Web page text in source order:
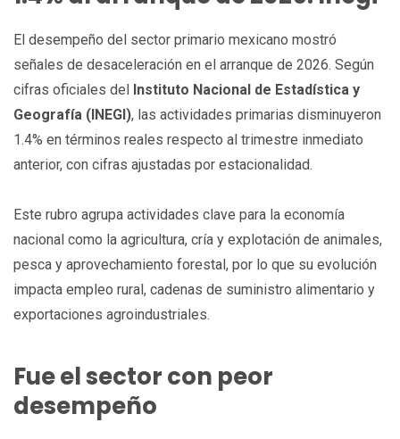
El desempeño del sector primario mexicano mostró
señales de desaceleración en el arranque de 2026. Según
cifras oficiales del
Instituto Nacional de Estadística y
Geografía (INEGI), las actividades primarias disminuyeron
1.4% en términos reales respecto al trimestre inmediato
anterior, con cifras ajustadas por estacionalidad.
Este rubro agrupa actividades clave para la economía
nacional como la agricultura, cría y explotación de animales,
pesca y aprovechamiento forestal, por lo que su evolución
impacta empleo rural, cadenas de suministro alimentario y
exportaciones agroindustriales.
Fue el sector con peor
desempeño